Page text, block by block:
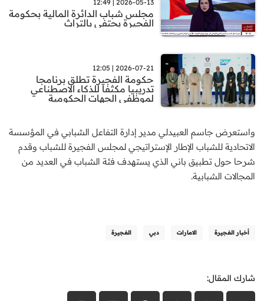
2026-05-13 | 12:49
مجلس شباب الدائرة المالية بحكومة
الفجيرة يحتفي بالتراث
2026-07-21 | 12:05
حكومة الفجيرة تطلق برنامجا
تدريبيا مكثفا للذكاء الاصطناعي
لموظفي الجهات الحكومية
واستعرض جاسم العبيدلي مدير إدارة التفاعل الشبابي في المؤسسة
الاتحادية للشباب الإطار الإستراتيجي لمجلس الفجيرة للشباب وقدم
شرحا حول تطبيق باني الذي يستهدف فئة الشباب في العديد من
المجالات الشبابية.
أخبار الفجيرة الامارات دبي الفجيرة
شارك المقال: